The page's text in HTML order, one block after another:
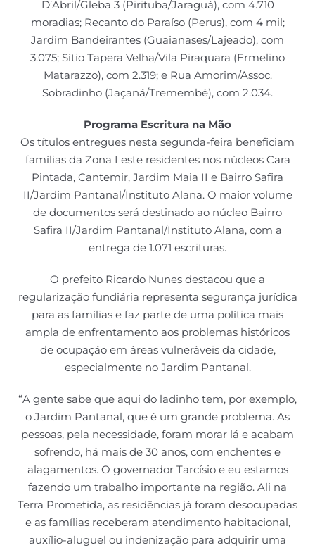
D’Abril/Gleba 3 (Pirituba/Jaraguá), com 4.710
moradias; Recanto do Paraíso (Perus), com 4 mil;
Jardim Bandeirantes (Guaianases/Lajeado), com
3.075; Sítio Tapera Velha/Vila Piraquara (Ermelino
Matarazzo), com 2.319; e Rua Amorim/Assoc.
Sobradinho (Jaçanã/Tremembé), com 2.034.
Programa Escritura na Mão
Os títulos entregues nesta segunda-feira beneficiam
famílias da Zona Leste residentes nos núcleos Cara
Pintada, Cantemir, Jardim Maia II e Bairro Safira
II/Jardim Pantanal/Instituto Alana. O maior volume
de documentos será destinado ao núcleo Bairro
Safira II/Jardim Pantanal/Instituto Alana, com a
entrega de 1.071 escrituras.
O prefeito Ricardo Nunes destacou que a
regularização fundiária representa segurança jurídica
para as famílias e faz parte de uma política mais
ampla de enfrentamento aos problemas históricos
de ocupação em áreas vulneráveis da cidade,
especialmente no Jardim Pantanal.
“A gente sabe que aqui do ladinho tem, por exemplo,
o Jardim Pantanal, que é um grande problema. As
pessoas, pela necessidade, foram morar lá e acabam
sofrendo, há mais de 30 anos, com enchentes e
alagamentos. O governador Tarcísio e eu estamos
fazendo um trabalho importante na região. Ali na
Terra Prometida, as residências já foram desocupadas
e as famílias receberam atendimento habitacional,
auxílio-aluguel ou indenização para adquirir uma